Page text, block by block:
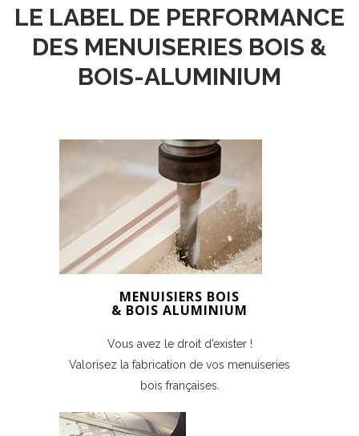
LE LABEL DE PERFORMANCE
DES MENUISERIES BOIS &
BOIS-ALUMINIUM
MENUISIERS BOIS
& BOIS ALUMINIUM
Vous avez le droit d’exister !
Valorisez la fabrication de vos menuiseries
bois françaises.